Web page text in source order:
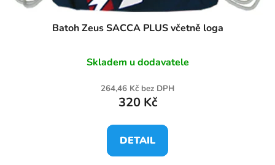
Batoh Zeus SACCA PLUS včetně loga
Skladem u dodavatele
264,46 Kč bez DPH
320 Kč
DETAIL